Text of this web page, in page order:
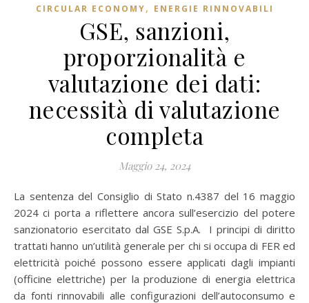
CIRCULAR ECONOMY, ENERGIE RINNOVABILI
GSE, sanzioni,
proporzionalità e
valutazione dei dati:
necessità di valutazione
completa
Maggio 24, 2024
La sentenza del Consiglio di Stato n.4387 del 16 maggio
2024 ci porta a riflettere ancora sull’esercizio del potere
sanzionatorio esercitato dal GSE S.p.A. I principi di diritto
trattati hanno un’utilità generale per chi si occupa di FER ed
elettricità poiché possono essere applicati dagli impianti
(officine elettriche) per la produzione di energia elettrica
da fonti rinnovabili alle configurazioni dell’autoconsumo e